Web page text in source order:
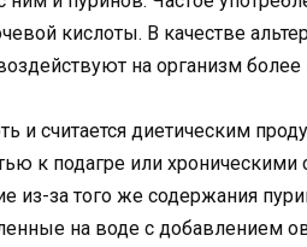
кислоты. В качестве
на организм
и считается диетическим
к подагре или
из-за того же содержания
на воде с добавлением